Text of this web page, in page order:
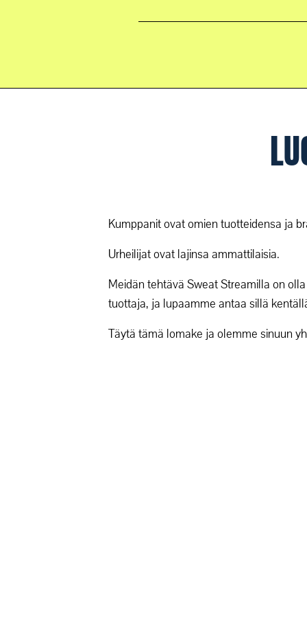
Kumppanit ovat omien tuotteidensa ja
Urheilijat ovat lajinsa ammattilaisia.
Meidän tehtävä Sweat Streamilla on
tuottaja, ja lupaamme antaa sillä
Täytä tämä lomake ja olemme sinuun